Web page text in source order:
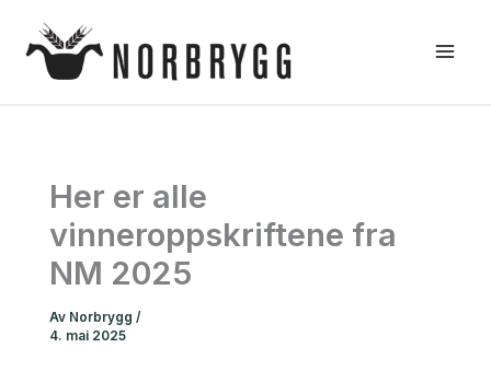
rett
Her er alle
vinneroppskriftene fra
NM 2025
Av Norbrygg /
4. mai 2025